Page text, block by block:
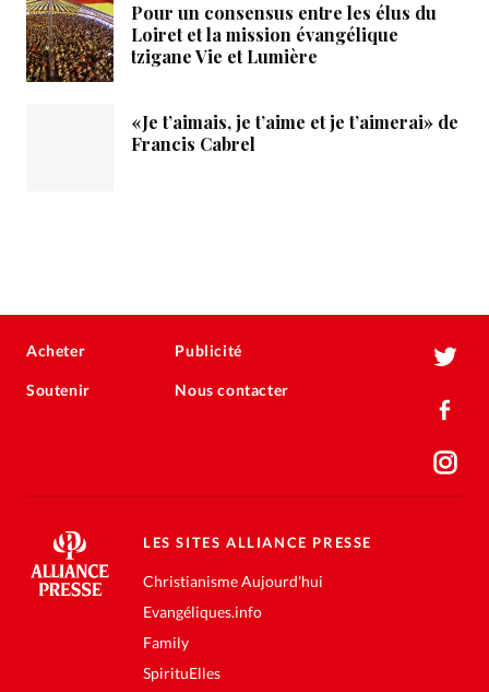
Pour un consensus entre les élus du
Loiret et la mission évangélique
tzigane Vie et Lumière
«Je t’aimais, je t’aime et je t’aimerai» de
Francis Cabrel
Acheter
Soutenir
Publicité
Nous contacter
LES SITES ALLIANCE PRESSE
Christianisme Aujourd'hui
Evangéliques.info
Family
SpirituElles